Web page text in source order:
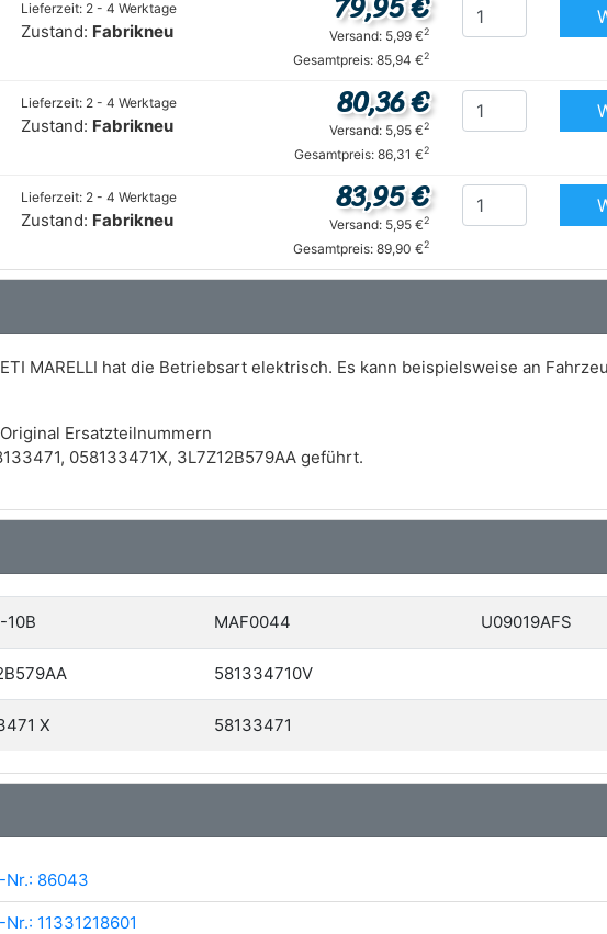
Lieferzeit: 2 - 4 Werktage
Zustand: Fabrikneu Versand: 5,99 €2
Gesamtpreis: 85,94 €2
Lieferzeit: 2 - 4 Werktage
Zustand: Fabrikneu
80,36 €
Versand: 5,95 €2
Gesamtpreis: 86,31 €2
Lieferzeit: 2 - 4 Werktage
Zustand: Fabrikneu
83,95 €
Versand: 5,95 €2
Gesamtpreis: 89,90 €2
MARELLI hat die Betriebsart elektrisch. Es kann beispielsweise an
Ersatzteilnummern
058133471X, 3L7Z12B579AA geführt.
10B MAF0044 U09019AFS
581334710V
X 58133471
Nr.: 86043
11331218601